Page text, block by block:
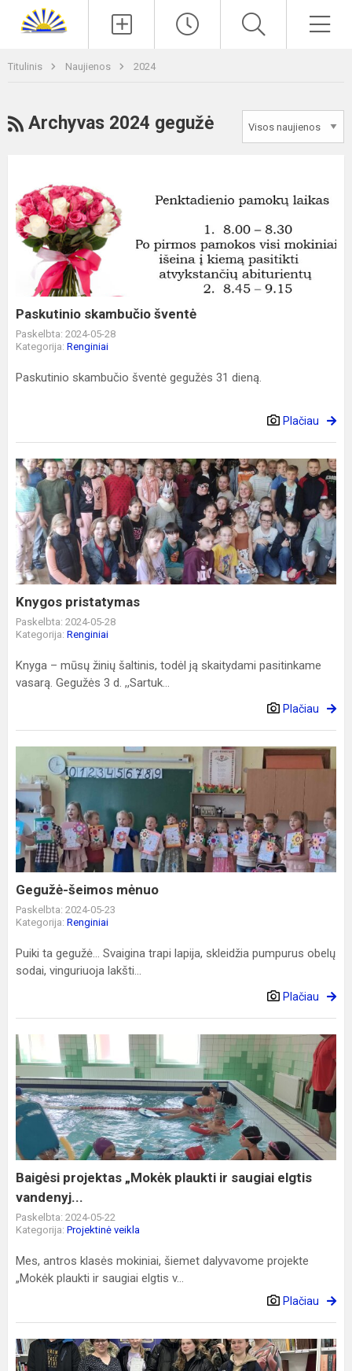
Titulinis Naujienos 2024
RSS
Archyvas 2024 gegužė
skambučio
šventė
Paskutinio skambučio šventė
Paskelbta: 2024-05-28
Kategorija: Renginiai
Paskutinio skambučio šventė gegužės 31 dieną.
Plačiau
Knygos
pristatymas
Knygos pristatymas
Paskelbta: 2024-05-28
Kategorija: Renginiai
Knyga – mūsų žinių šaltinis, todėl ją skaitydami pasitinkame
vasarą. Gegužės 3 d. ,,Sartuk...
Plačiau
Gegužė-
šeimos
mėnuo
Gegužė-šeimos mėnuo
Paskelbta: 2024-05-23
Kategorija: Renginiai
Puiki ta gegužė… Svaigina trapi lapija, skleidžia pumpurus obelų
sodai, vinguriuoja lakšti...
Plačiau
Baigėsi
projektas
„Mokėk
plaukti
ir
saugiai
elgtis
vandenyj...
Baigėsi projektas „Mokėk plaukti ir saugiai elgtis
vandenyj...
Paskelbta: 2024-05-22
Kategorija: Projektinė veikla
Mes, antros klasės mokiniai, šiemet dalyvavome projekte
„Mokėk plaukti ir saugiai elgtis v...
Plačiau
Žygiais,
o